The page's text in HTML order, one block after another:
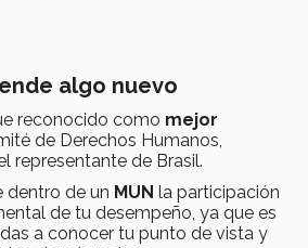
algo nuevo
reconocido como mejor
de Derechos Humanos,
representante de Brasil.
dentro de un MUN la participación
de tu desempeño, ya que es
a conocer tu punto de vista y